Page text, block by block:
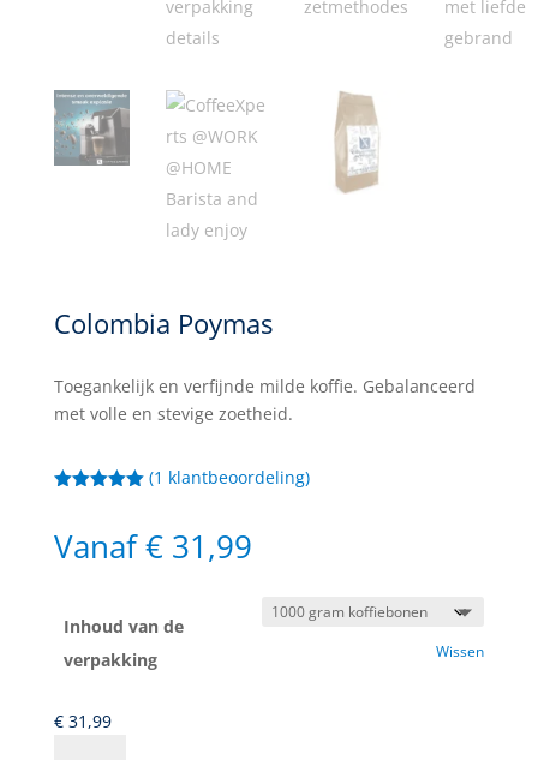
Colombia Poymas
Toegankelijk en verfijnde milde koffie. Gebalanceerd
met volle en stevige zoetheid.
gebaseerd
opklant
(1 klantbeoordeling)
Vanaf €31,99
Inhoud van de
verpakking
Wissen
€31,99